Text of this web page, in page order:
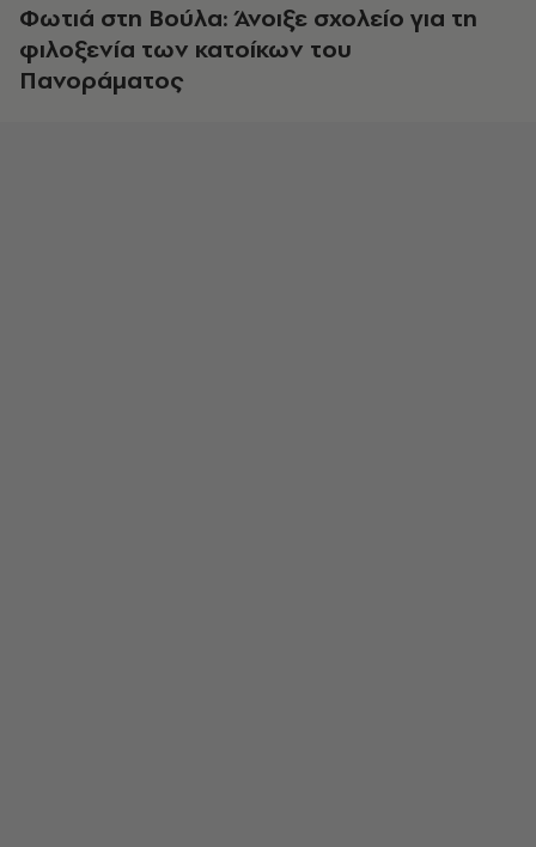
Φωτιά στη Βούλα: Άνοιξε σχολείο για τη
φιλοξενία των κατοίκων του
Πανοράματος